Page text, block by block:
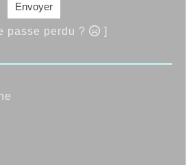
Envoyer
passe perdu ? ]